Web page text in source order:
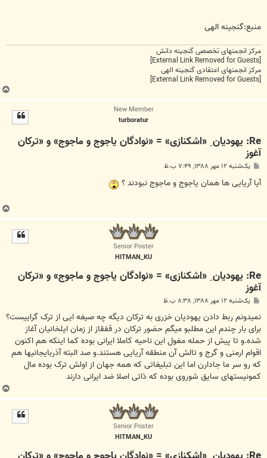
منبع:گنجینه الهی
مرکز انجمنهای تخصصی گنجینه دانش
مرکز انجمنهای اعتقادی گنجینه الهی
ب
ا
New Member
turboratur
Re: یهودیان ِ «اشکنازی» = «نوادگان یاجوج و ماجوج» و «ترکان
آغوز
پ
ت
یک‌شنبه ۱۲ مهر ۱۳۸۸, ۷:۴۹ ب.ظ
آیا آریایی ها همان یاجوج و ماجوج نبودند ؟
ب
ا
Senior Poster
HITMAN_KU
Re: یهودیان ِ «اشکنازی» = «نوادگان یاجوج و ماجوج» و «ترکان
آغوز
پ
ت
یک‌شنبه ۱۲ مهر ۱۳۸۸, ۸:۳۸ ب.ظ
نمیدونم ربط دادن یهودیان خزری به ترکان دیگه چه صیغه ایی از ترک گراییست؟
برای بار چندم این مطلبو میگم حضور ترکان در قفقاز از زمان ایلخانیان آغاز
شده.و تا پیش از حمله مغول این ناحیه کاملا ایرانی بوده کما اینکه هم اکنون
اقوام ارمنی و گرج و تالش آن منطقه آریایی هستند.و صد البته آذربایجانیها هم
که رو سر ما جادارن اما این تبلیغاتی که همه جهان از اولش ترک بوده مال
کمونیستهای سایق شوروی بوده که ذاتی اصلا ضد ایرانی دارند
ب
ا
Senior Poster
HITMAN_KU